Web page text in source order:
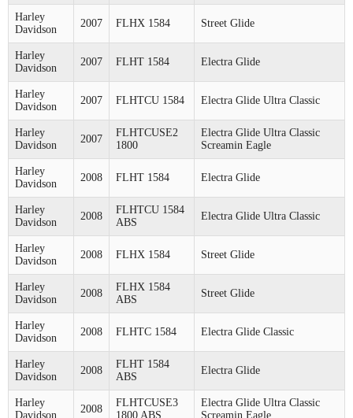
Harley
Davidson
2007 FLHX 1584 Street Glide
Harley
Davidson
2007 FLHT 1584 Electra Glide
Harley
Davidson
2007 FLHTCU 1584 Electra Glide Ultra Classic
Harley
Davidson
2007
FLHTCUSE2
1800
Electra Glide Ultra Classic
Screamin Eagle
Harley
Davidson
2008 FLHT 1584 Electra Glide
Harley
Davidson
2008
FLHTCU 1584
ABS
Electra Glide Ultra Classic
Harley
Davidson
2008 FLHX 1584 Street Glide
Harley
Davidson
2008
FLHX 1584
ABS
Street Glide
Harley
Davidson
2008 FLHTC 1584 Electra Glide Classic
Harley
Davidson
2008
FLHT 1584
ABS
Electra Glide
Harley
Davidson
2008
FLHTCUSE3
1800 ABS
Electra Glide Ultra Classic
Screamin Eagle